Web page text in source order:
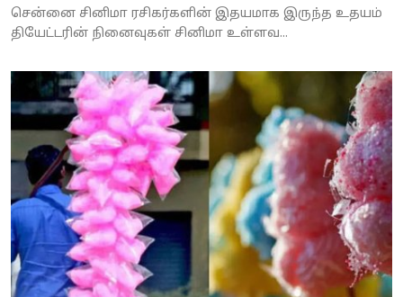
சென்னை சினிமா ரசிகர்களின் இதயமாக இருந்த உதயம்
தியேட்டரின் நினைவுகள் சினிமா உள்ளவ...